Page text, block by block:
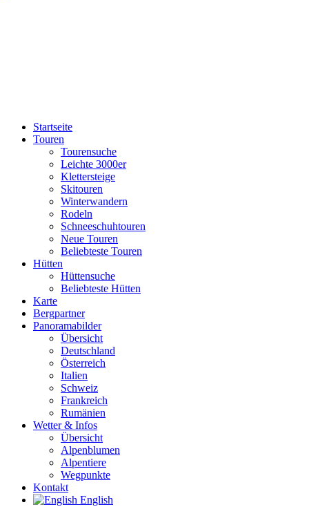
Startseite
Touren
Tourensuche
Leichte 3000er
Klettersteige
Skitouren
Winterwandern
Rodeln
Schneeschuhtouren
Neue Touren
Beliebteste Touren
Hütten
Hüttensuche
Beliebteste Hütten
Karte
Bergpartner
Panoramabilder
Übersicht
Deutschland
Österreich
Italien
Schweiz
Frankreich
Rumänien
Wetter & Infos
Übersicht
Alpenblumen
Alpentiere
Wegpunkte
Kontakt
English